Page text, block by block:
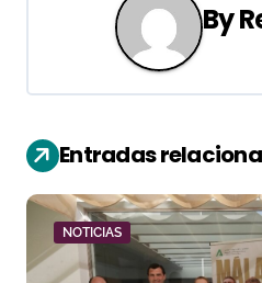
i
ó
n
d
By
Entradas
NOTICIAS